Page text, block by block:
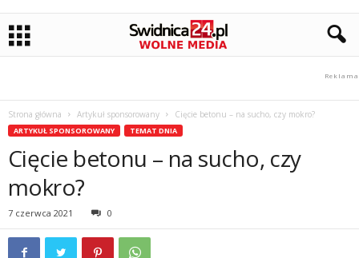
Strona główna Artykuł sponsorowany Cięcie betonu – na sucho, czy mokro?
ARTYKUŁ SPONSOROWANY TEMAT DNIA
Cięcie betonu – na sucho, czy
mokro?
7 czerwca 2021 0